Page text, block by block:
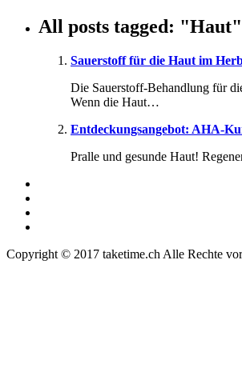
All posts tagged: "Haut"
Sauerstoff für die Haut im
Die Sauerstoff-Behandlung für
Wenn die Haut…
Entdeckungsangebot: AHA-
Pralle und gesunde Haut!
Copyright © 2017 taketime.ch Alle Rechte